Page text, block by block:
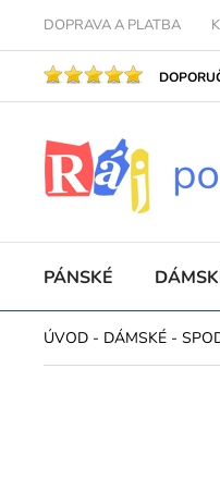
DOPRAVA A PLATBA
PÁNSKÉ
ÚVOD - DÁMSKÉ -